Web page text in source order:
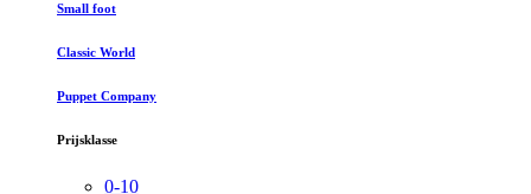
Small foot
Classic World
Puppet Company
Prijsklasse
0-10